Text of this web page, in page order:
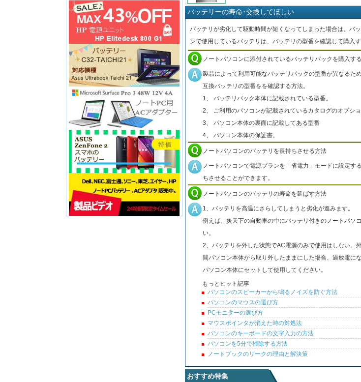
バッテリーの寿命･交換してほしい
バッテリが劣化して駆動時間が短くなってしまった場合は、バ
ンで使用しているバッテリは、バッテリの型番を確認して購入す
ノートパソコンに添付されているバッテリパックを購入す
製品によって利用可能なバッテリパックの型番が異なるた
互換バッテリの型番をを確認する方法。
1、 バッテリパック本体に記載されている型番。
2、 ご利用のパソコンが記載されているカタログのオプショ
3、 パソコン本体の裏面に記載してある型番
4、 パソコン本体の保証書。
ノートパソコンのバッテリを長持ちさせる方法
ノートパソコンで電源プランを「省電力」モードに設定す
ちさせることができます。
ノートパソコンのバッテリの寿命を延ばす方法
1、バッテリを高温にさらしてしまうと劣化が進みます。
例えば、炎天下の自動車の中にバッテリ付きのノートパソ
い。
2、バッテリを外した状態でAC電源のみで使用はしない。
間パソコン本体から取り外したままにした場合、過放電に
パソコン本体にセットして使用してください。
もっとヒット記事
パソコンのスピーカーから鳴るノイズを防ぐ方法
パソコンのマウスの選び方
PCモニターの選び方
マウスポインタが消えた時の対処法
パソコンのキーボードの文字入力の方法
パソコンを5分で掃除する方法
ノートブックのリークの理由と解決策
おすすめ特集